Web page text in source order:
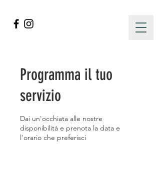
Programma il tuo
servizio
Dai un'occhiata alle nostre
disponibilità e prenota la data e
l'orario che preferisci